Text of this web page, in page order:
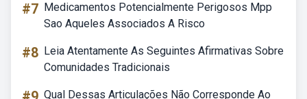
#7 Medicamentos Potencialmente Perigosos Mpp
Sao Aqueles Associados A Risco
#8 Leia Atentamente As Seguintes Afirmativas Sobre
Comunidades Tradicionais
Qual Dessas Articulações Não Corresponde Ao